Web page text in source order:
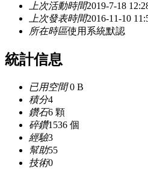
上次活動時間2019-7-18
上次發表時間2016-11-10
所在時區使用系統默認
統計信息
已用空間0 B
積分4
鑽石6 顆
碎鑽1536 個
經驗3
幫助55
技術0